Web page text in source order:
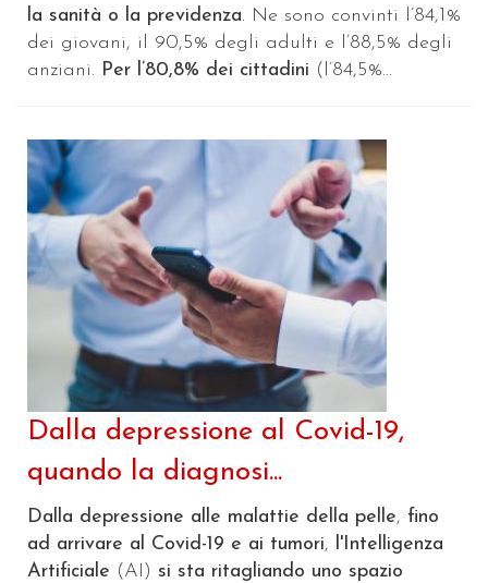
la sanità o la previdenza. Ne sono convinti l’84,1%
dei giovani, il 90,5% degli adulti e l’88,5% degli
anziani. Per l’80,8% dei cittadini (l’84,5%...
Dalla depressione al Covid-19,
quando la diagnosi...
Dalla depressione alle malattie della pelle, fino
ad arrivare al Covid-19 e ai tumori,
l'Intelligenza
Artificiale (AI) si sta ritagliando uno spazio